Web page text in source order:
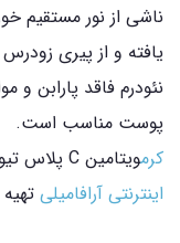
ناشی از نور مستقیم
یافته و از پیری
نئودرم فاقد پارابن و
پوست مناسب است.
کرمویتامین C پلاس تیوبی نئودرم 50میل را می توانید از
اینترنتی آرافامیلی